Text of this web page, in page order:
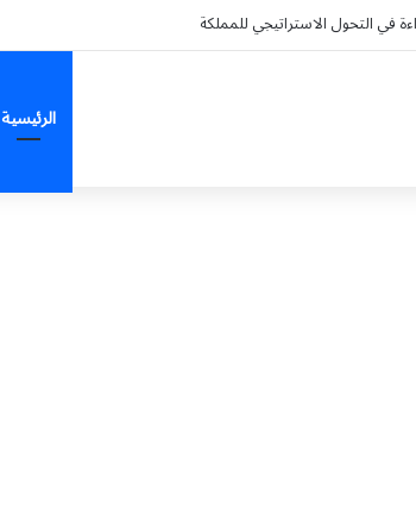
في التحول الاستراتيجي للمملكة
الرئيسية